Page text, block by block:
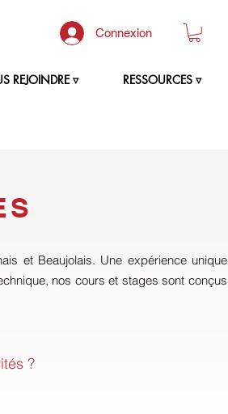
Connexion
REJOINDRE ▿ RESSOURCES ▿
et Beaujolais. Une expérience unique
nos cours et stages sont conçus
?